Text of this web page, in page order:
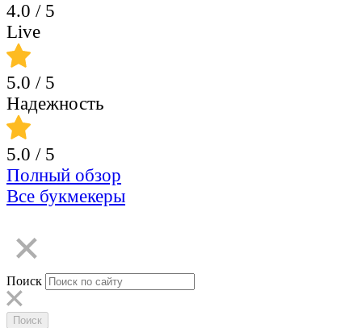
4.0 / 5
Live
5.0 / 5
Надежность
5.0 / 5
Полный обзор
Все букмекеры
Поиск